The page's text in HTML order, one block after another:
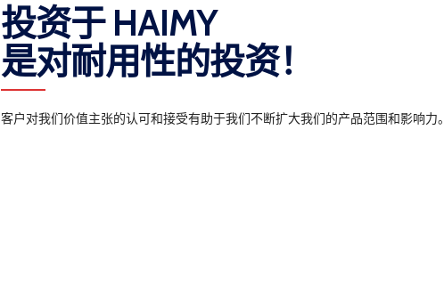
投资于 HAIMY
是对耐用性的投资！
客户对我们价值主张的认可和接受有助于我们不断扩大我们的产品范围和影响力。